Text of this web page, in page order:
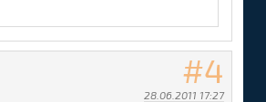
4
28.06.2011 17:27